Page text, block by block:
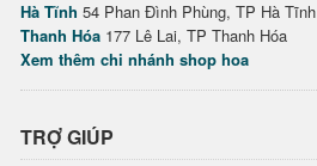
Hà Tĩnh 54 Phan Đình Phùng, TP Hà Tĩnh
Thanh Hóa 177 Lê Lai, TP Thanh Hóa
Xem thêm chi nhánh shop hoa
TRỢ GIÚP